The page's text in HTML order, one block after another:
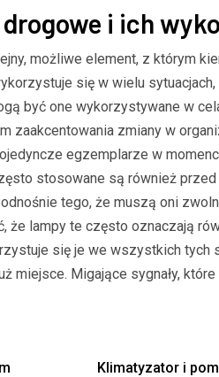
i ich
możliwe element, z którym
się w wielu
być one wykorzystywane w
zmiany w
egzemplarze w
stosowane są również
tego, że muszą oni
że lampy te często oznaczają
się je we wszystkich tych
miejsce. Migające sygnały,
Klimatyzator i